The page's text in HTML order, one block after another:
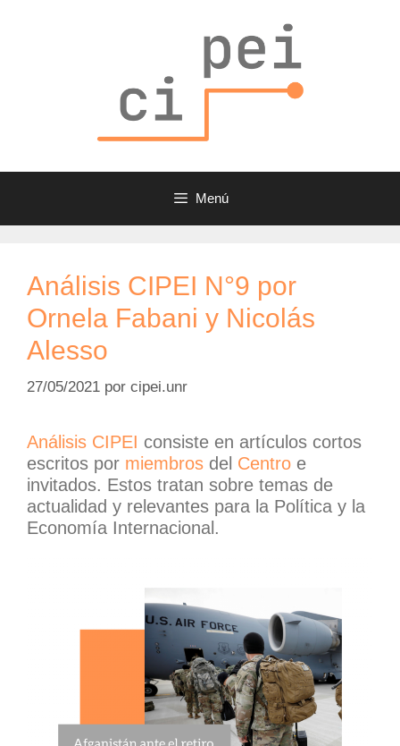
Menú
Análisis CIPEI N°9 por
Ornela Fabani y Nicolás
Alesso
27/05/2021 por cipei.unr
Análisis CIPEI consiste en artículos cortos
escritos por miembros del Centro e
invitados. Estos tratan sobre temas de
actualidad y relevantes para la Política y la
Economía Internacional.